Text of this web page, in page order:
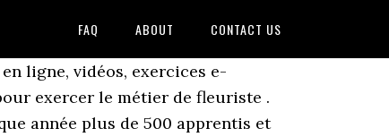
FAQ ABOUT CONTACT US
projet dans le domaine de l'art floral } { dans le secteur pro., des fleuristes qui veulent élargir leurs compétences techniques, commerciales et artistiques }. - IFFIP - Institut Francilien de Formation et d'Insertion Professionnelle 21 Rue Gardenat Lapostol 92150 Suresnes 09.84.32.13.91 Formation diplômante CAP Fleuriste & Reconversion Adultes 3) ACADEMIE DE CRETEIL â CFA de la Chambre des métiers et de lâartisanat du Val de Marne 25, avenue Raspail 94100 SAINT MAUR DES FOSSES 01.49.76.50.30 CAP Fleuriste à Paris : Guide, contenu et formations du diplôme En savoir plus sur le CAP Fleuriste . Ce diplôme, qui peut durer 1 ou deux ans, en fonction de votre formation précédente, a pour finalité de vous former à un travail spécifique. Nos formations professionnelles à la carte sâadressent aux fleuristes dans le cadre de leur formation continue (prise en charge de formation grâce à notre numéro d'agrément). Formations de niveau Bac +6 et supÃ©rieur, MÃ©tiers de l'Information - Communication, MÃ©tiers de la Banque - Assurance - Immobilier, MÃ©tiers de l'Economie - Droit - Sciences Po, MÃ©tiers des Sciences Humaines et Sociales, MÃ©tiers du Tourisme - HÃ´tellerie - Restauration, MÃ©tiers GÃ©nie civil - Construction - Architecture, MÃ©tiers de l'ElectricitÃ© - Electronique, MÃ©tiers de l'Enseignement - Lettres - Langues, Classement 2020 des Ã©coles d'ingÃ©nieurs, Section d'enseignement professionnel du lycÃ©e des mÃ©tiers de l'horticulture et du paysage, Trouve ton Ã©cole pour te former au diplÃ´me CAP Fleuriste, LycÃ©e Professionnel Horticole Saint-Jean (Apprentis d'Auteuil), CFA des mÃ©tiers de l'horticulture et du cheval, CFA de la Chambre de mÃ©tiers et de l'artisanat Seine-et-Marne - antenne Saint-Germain- Laval, CFA de la Chambre de mÃ©tiers et de l'artisanat du Val de Marne, LycÃ©e du paysage et de l'environnement FÃ©nelon, LycÃ©e professionnel horticole et paysager Saint-Antoine, LycÃ©e professionnel horticole Saint-Philippe, CAP EmployÃ© de vente spÃ©cialisÃ© option B produits d'Ã©quipement courant (3), CAP EmployÃ© de Vente spÃ©cialisÃ© option A Produits Alimentaires (3), CAP PlumassiÃ¨re fleuriste en fleurs artificielles (1), CAP Vendeur-magasinier en piÃ¨ces de rechange et Ã©quipements automobiles (1). Lâ